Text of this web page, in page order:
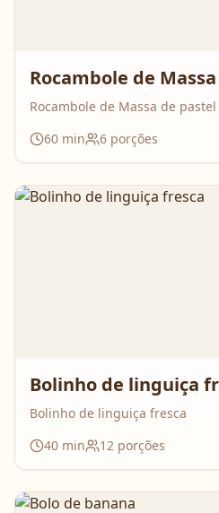
Rocambole de
Rocambole de Massa de pastel
60 min 6 porções
Bolinho de linguiça
Bolinho de linguiça fresca
40 min 12 porções